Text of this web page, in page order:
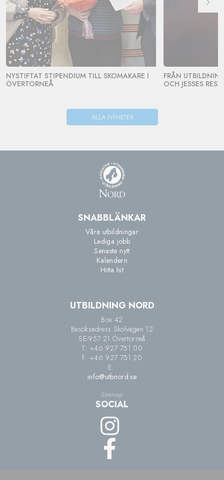
NYSTIFTAT STIPENDIUM TILL SKOMAKARE I
ÖVERTORNEÅ
FRÅN
OCH JESSES RESA.
ALLA NYHETER
SNABBLÄNKAR
Våra utbildningar
Lediga jobb
Senaste nytt
Kalendern
Hitta hit
UTBILDNING NORD
Box 42
Besöksadress Skolvägen 12
SE-957 21 Övertorneå
T: +46 927 751 00
F. +46 927 751 20
E.
info@utbnord.se
Sitemap
SOCIAL